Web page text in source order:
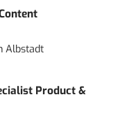
Albstadt
Product &